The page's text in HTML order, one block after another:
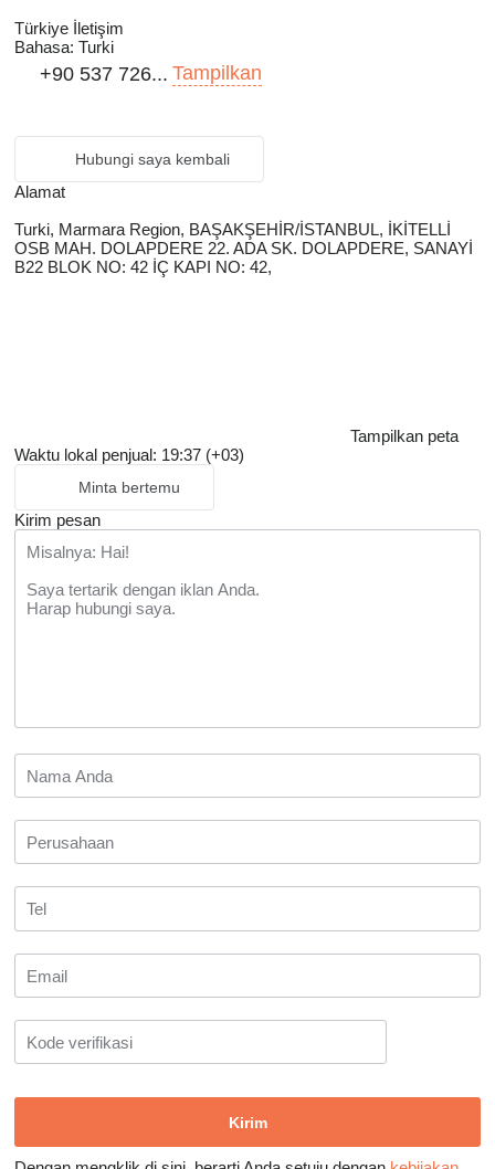
Türkiye İletişim
Bahasa: Turki
+90 537 726... Tampilkan
Hubungi saya kembali
Alamat
Turki, Marmara Region, BAŞAKŞEHİR/İSTANBUL, İKİTELLİ
OSB MAH. DOLAPDERE 22. ADA SK. DOLAPDERE, SANAYİ
B22 BLOK NO: 42 İÇ KAPI NO: 42,
Tampilkan peta
Waktu lokal penjual: 19:37 (+03)
Minta bertemu
Kirim pesan